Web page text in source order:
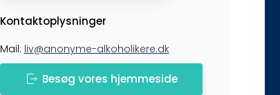
Kontaktoplysninger
Mail: liv@anonyme-alkoholikere.dk
Besøg vores hjemmeside